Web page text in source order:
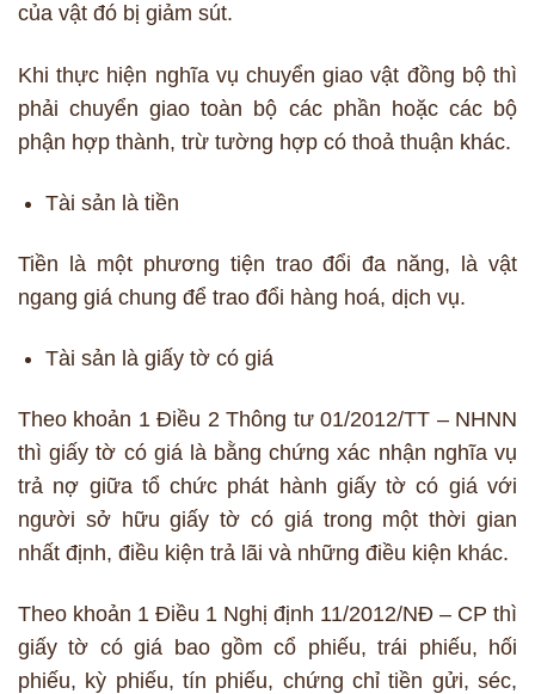
của vật đó bị giảm sút.
Khi thực hiện nghĩa vụ chuyển giao vật đồng bộ thì
phải chuyển giao toàn bộ các phần hoặc các bộ
phận hợp thành, trừ tường hợp có thoả thuận khác.
Tài sản là tiền
Tiền là một phương tiện trao đổi đa năng, là vật
ngang giá chung để trao đổi hàng hoá, dịch vụ.
Tài sản là giấy tờ có giá
Theo khoản 1 Điều 2 Thông tư 01/2012/TT – NHNN
thì giấy tờ có giá là bằng chứng xác nhận nghĩa vụ
trả nợ giữa tổ chức phát hành giấy tờ có giá với
người sở hữu giấy tờ có giá trong một thời gian
nhất định, điều kiện trả lãi và những điều kiện khác.
Theo khoản 1 Điều 1 Nghị định 11/2012/NĐ – CP thì
giấy tờ có giá bao gồm cổ phiếu, trái phiếu, hối
phiếu, kỳ phiếu, tín phiếu, chứng chỉ tiền gửi, séc,